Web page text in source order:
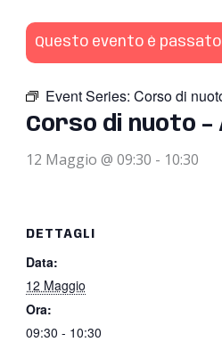
Questo evento è
Event Series: Corso di
Corso di nuoto –
12 Maggio @ 09:30 - 10:30
DETTAGLI
Data:
12 Maggio
Ora:
09:30 - 10:30